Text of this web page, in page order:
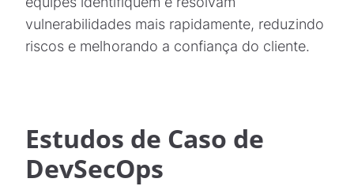
vulnerabilidades mais rapidamente, reduzindo
riscos e melhorando a confiança do cliente.
Estudos de Caso de
DevSecOps